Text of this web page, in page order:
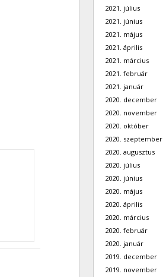
2021. július
2021. június
2021. május
2021. április
2021. március
2021. február
2021. január
2020. december
2020. november
2020. október
2020. szeptember
2020. augusztus
2020. július
2020. június
2020. május
2020. április
2020. március
2020. február
2020. január
2019. december
2019. november